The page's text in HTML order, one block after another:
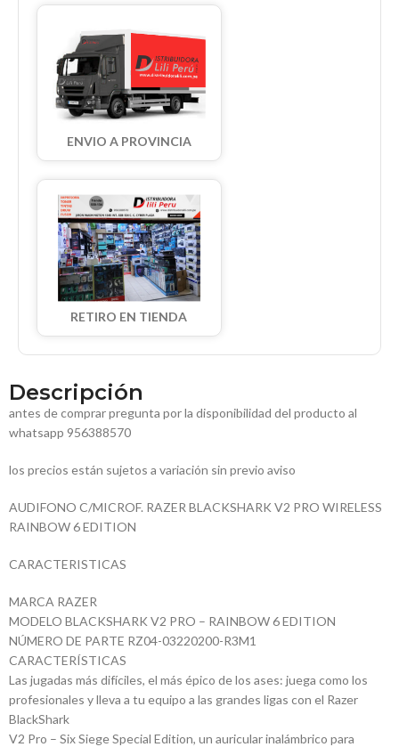
ENVIO A PROVINCIA
RETIRO EN TIENDA
Descripción
antes de comprar pregunta por la disponibilidad del producto al
whatsapp 956388570
los precios están sujetos a variación sin previo aviso
AUDIFONO C/MICROF. RAZER BLACKSHARK V2 PRO WIRELESS
RAINBOW 6 EDITION
CARACTERISTICAS
MARCA RAZER
MODELO BLACKSHARK V2 PRO – RAINBOW 6 EDITION
NÚMERO DE PARTE RZ04-03220200-R3M1
CARACTERÍSTICAS
Las jugadas más difíciles, el más épico de los ases: juega como los
profesionales y lleva a tu equipo a las grandes ligas con el Razer
BlackShark
V2 Pro – Six Siege Special Edition, un auricular inalámbrico para